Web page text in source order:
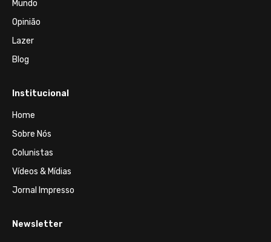
Mundo
Opinião
Lazer
Blog
Institucional
Home
Sobre Nós
Colunistas
Vídeos & Mídias
Jornal Impresso
Newsletter